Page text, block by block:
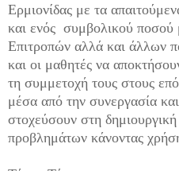
Ερμιονίδας με τα
και ενός συμβολικού
Επιτροπών αλλά και άλλων
και οι μαθητές να
τη συμμετοχή τους στους
μέσα από την συνεργασία
στοχεύσουν στη
προβλημάτων κάνοντας